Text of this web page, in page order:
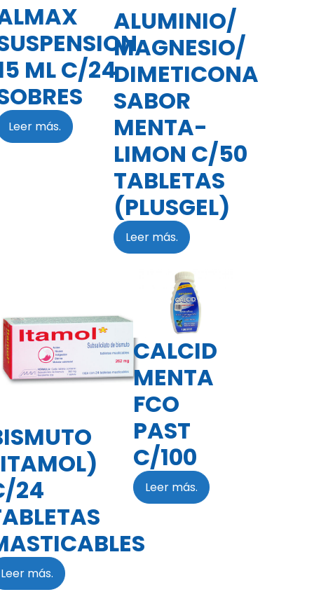
ML C/24
Leer más.
ALUMINIO/
MAGNESIO/
DIMETICONA
SABOR
MENTA-
LIMON C/50
TABLETAS
(PLUSGEL)
Leer más.
24
Leer más.
CALCID
MENTA
FCO
PAST
C/100
Leer más.